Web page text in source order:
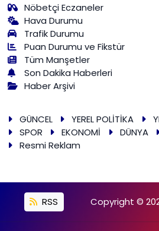
Nöbetçi Eczaneler
Hava Durumu
Trafik Durumu
Puan Durumu ve Fikstür
Tüm Manşetler
Son Dakika Haberleri
Haber Arşivi
GÜNCEL YEREL POLİTİKA
SPOR
EKONOMİ DÜNYA
Resmi Reklam
RSS Copyright ©